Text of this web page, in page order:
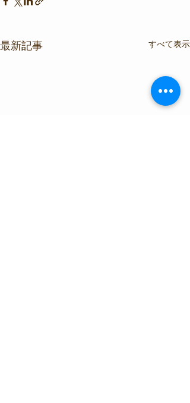
最新記事 すべて表示